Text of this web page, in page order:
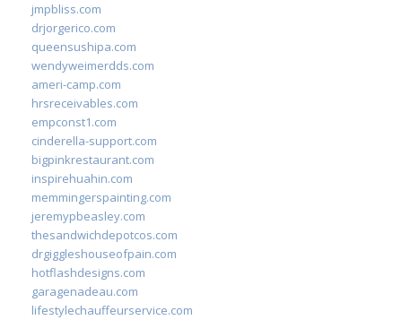
jmpbliss.com
drjorgerico.com
queensushipa.com
wendyweimerdds.com
ameri-camp.com
hrsreceivables.com
empconst1.com
cinderella-support.com
bigpinkrestaurant.com
inspirehuahin.com
memmingerspainting.com
jeremypbeasley.com
thesandwichdepotcos.com
drgiggleshouseofpain.com
hotflashdesigns.com
garagenadeau.com
lifestylechauffeurservice.com